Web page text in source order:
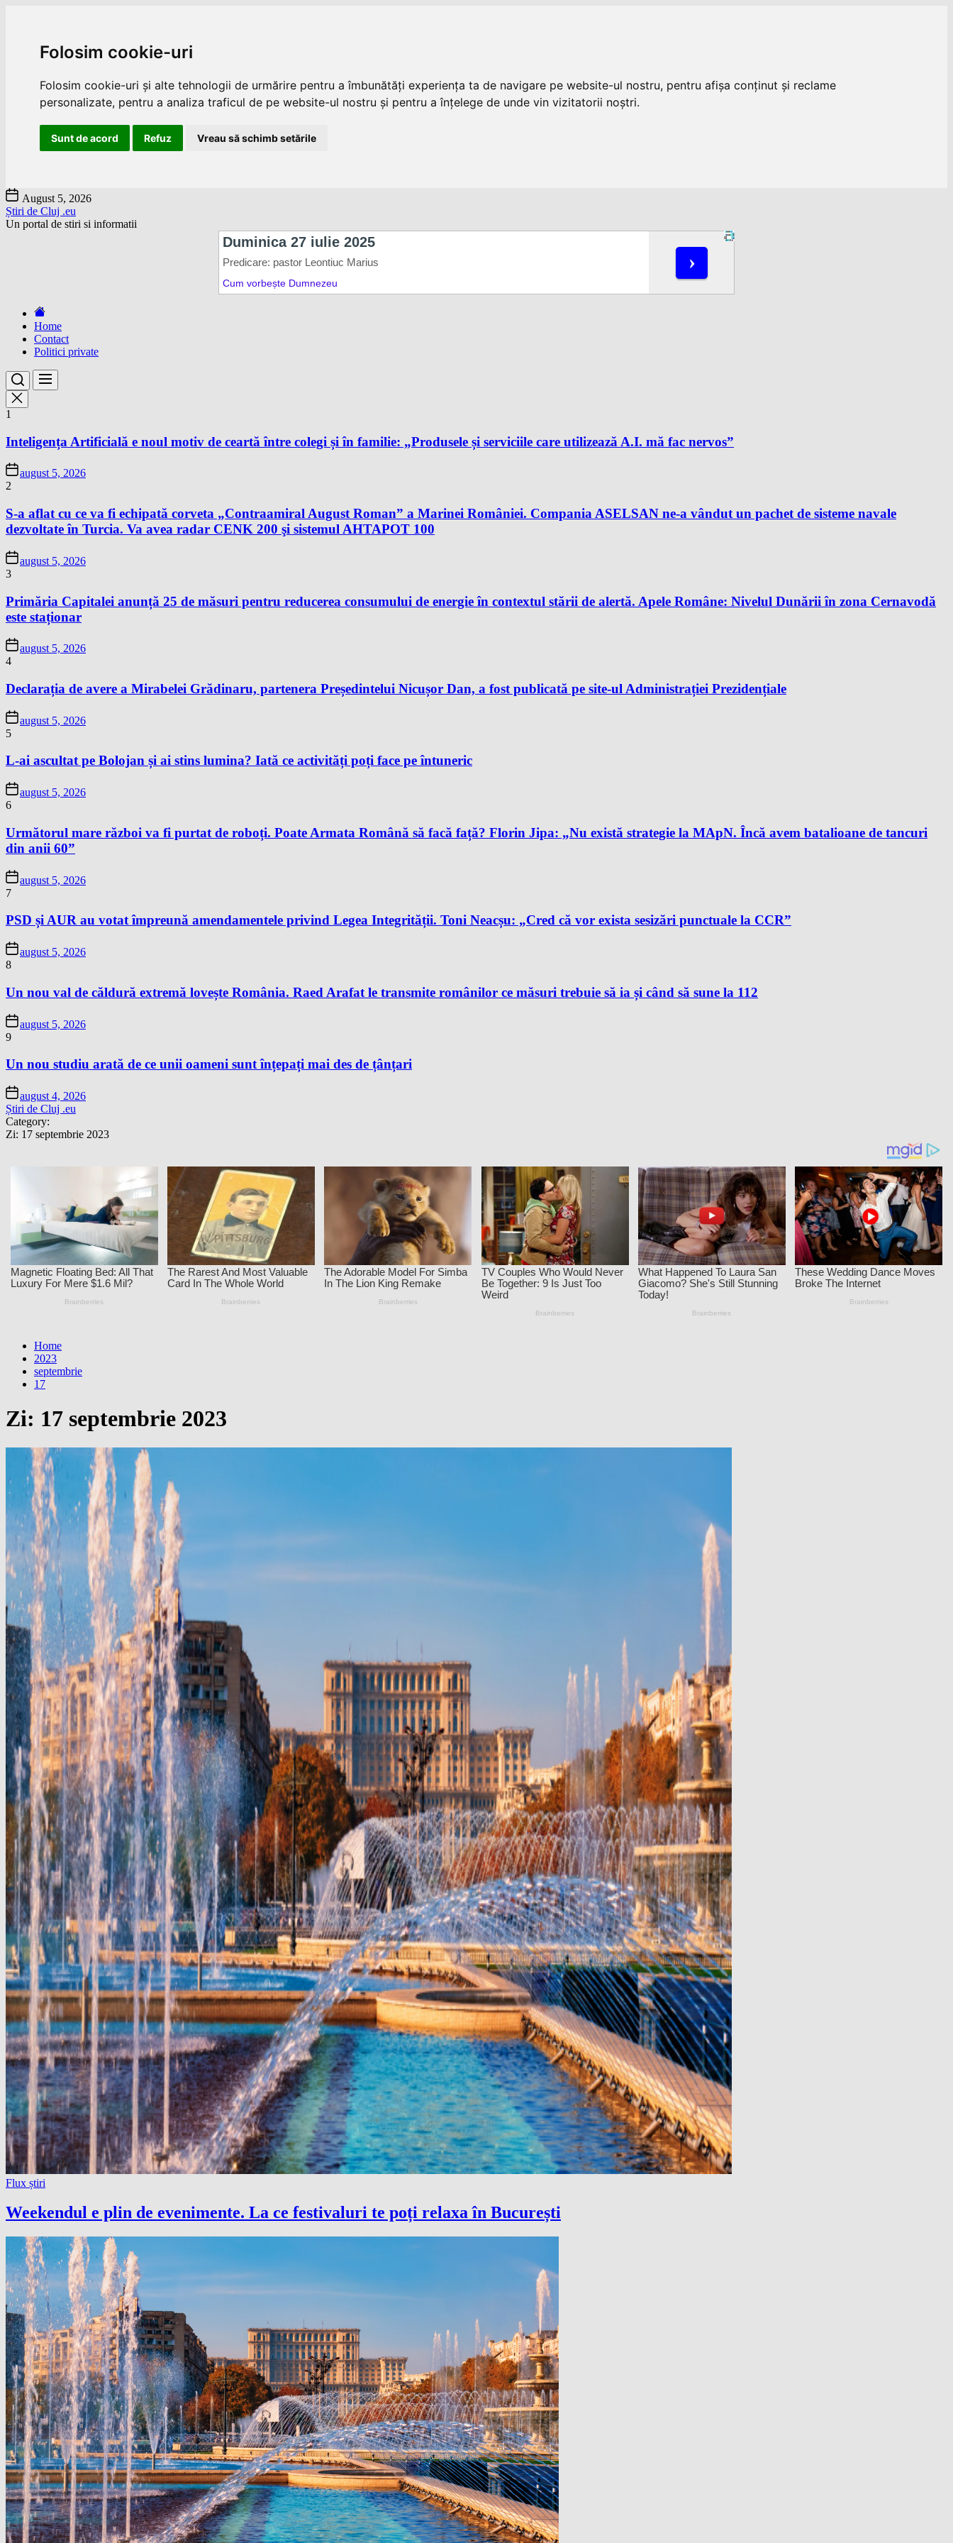
Folosim cookie-uri
Folosim cookie-uri și alte tehnologii de urmărire pentru a îmbunătăți experiența ta de navigare pe website-ul nostru, pentru afișa conținut și reclame
personalizate, pentru a analiza traficul de pe website-ul nostru și pentru a înțelege de unde vin vizitatorii noștri.
Sunt de acord Refuz Vreau să schimb setările
Skip
to
the
content
August 5, 2026
Știri de Cluj .eu
Un portal de stiri si informatii
Home
Contact
Politici private
1
Inteligența Artificială e noul motiv de ceartă între colegi și în familie: „Produsele și serviciile care utilizează A.I. mă fac nervos”
august 5, 2026
2
S-a aflat cu ce va fi echipată corveta „Contraamiral August Roman” a Marinei României. Compania ASELSAN ne-a vândut un pachet de sisteme navale
dezvoltate în Turcia. Va avea radar CENK 200 şi sistemul AHTAPOT 100
august 5, 2026
3
Primăria Capitalei anunță 25 de măsuri pentru reducerea consumului de energie în contextul stării de alertă. Apele Române: Nivelul Dunării în zona Cernavodă
este staționar
august 5, 2026
4
Declarația de avere a Mirabelei Grădinaru, partenera Președintelui Nicușor Dan, a fost publicată pe site-ul Administrației Prezidențiale
august 5, 2026
5
L-ai ascultat pe Bolojan și ai stins lumina? Iată ce activități poți face pe întuneric
august 5, 2026
6
Următorul mare război va fi purtat de roboți. Poate Armata Română să facă față? Florin Jipa: „Nu există strategie la MApN. Încă avem batalioane de tancuri
din anii 60”
august 5, 2026
7
PSD și AUR au votat împreună amendamentele privind Legea Integrității. Toni Neacșu: „Cred că vor exista sesizări punctuale la CCR”
august 5, 2026
8
Un nou val de căldură extremă lovește România. Raed Arafat le transmite românilor ce măsuri trebuie să ia și când să sune la 112
august 5, 2026
9
Un nou studiu arată de ce unii oameni sunt înțepați mai des de țânțari
august 4, 2026
Știri de Cluj .eu
Category:
Zi: 17 septembrie 2023
Home
2023
septembrie
17
Zi: 17 septembrie 2023
Flux știri
Weekendul e plin de evenimente. La ce festivaluri te poți relaxa în București